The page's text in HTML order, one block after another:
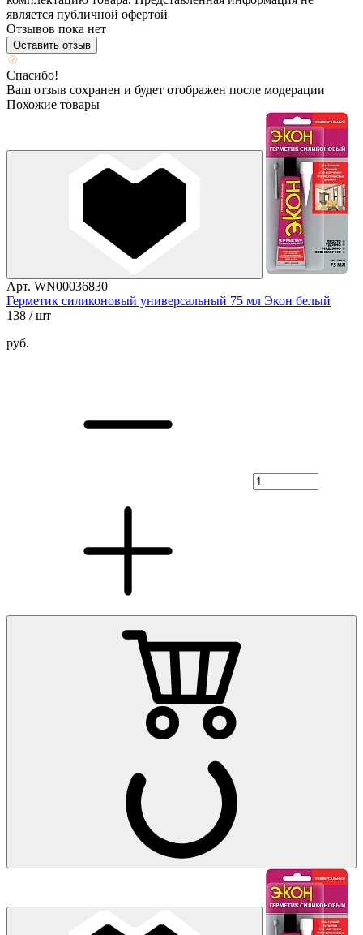
является публичной офертой
Отзывов пока нет
Оставить отзыв
Спасибо!
Ваш отзыв сохранен и будет отображен после модерации
Похожие товары
Арт. WN00036830
Герметик силиконовый универсальный 75 мл Экон белый
138 / шт
руб.